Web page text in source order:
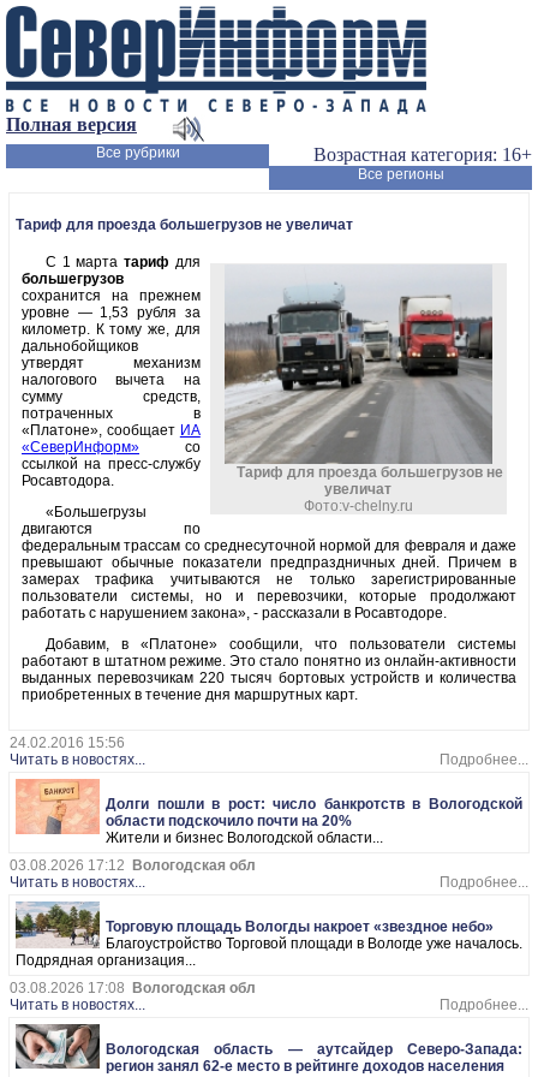
Полная версия
Возрастная категория: 16+
Все рубрики
Все регионы
Тариф для проезда большегрузов не увеличат
Тариф для проезда большегрузов не
увеличат
Фото:v-chelny.ru
С 1 мартатариф для
большегрузов
сохранится на прежнем
уровне — 1,53 рубля за
километр. К тому же, для
дальнобойщиков
утвердят механизм
налогового вычета на
сумму средств,
потраченных в
«Платоне», сообщает ИА
«СеверИнформ» со
ссылкой на пресс-службу
Росавтодора.
«Большегрузы
двигаются по
федеральным трассам со среднесуточной нормой для февраля и даже
превышают обычные показатели предпраздничных дней. Причем в
замерах трафика учитываются не только зарегистрированные
пользователи системы, но и перевозчики, которые продолжают
работать с нарушением закона», - рассказали в Росавтодоре.
Добавим, в «Платоне» сообщили, что пользователи системы
работают в штатном режиме. Это стало понятно из онлайн-активности
выданных перевозчикам 220 тысяч бортовых устройств и количества
приобретенных в течение дня маршрутных карт.
24.02.2016 15:56
Читать в новостях...
Подробнее...
Долги пошли в рост: число банкротств в Вологодской
области подскочило почти на 20%
Жители и бизнес Вологодской области...
03.08.2026 17:12
Вологодская обл
Читать в новостях...
Подробнее...
Торговую площадь Вологды накроет «звездное небо»
Благоустройство Торговой площади в Вологде уже началось.
Подрядная организация...
03.08.2026 17:08
Вологодская обл
Читать в новостях...
Подробнее...
Вологодская область — аутсайдер Северо-Запада:
регион занял 62-е место в рейтинге доходов населения